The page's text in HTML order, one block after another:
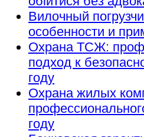
Вилочный
особенности и
Охрана ТСЖ:
подход к
году
Охрана жилых
году